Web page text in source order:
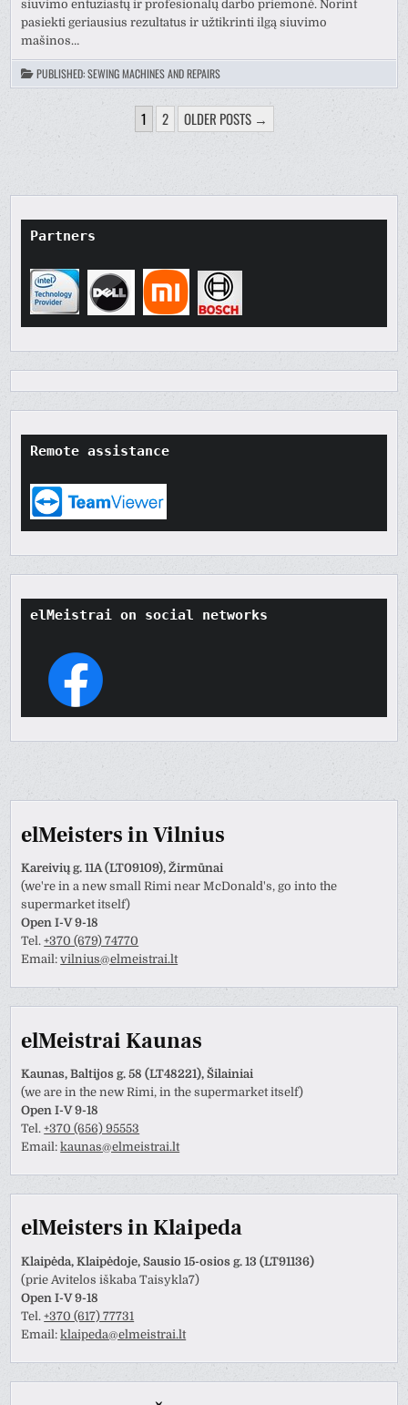
siuvimo entuziastų ir profesionalų darbo priemonė. Norint
pasiekti geriausius rezultatus ir užtikrinti ilgą siuvimo
mašinos…
PUBLISHED:SEWING MACHINES AND REPAIRS
PAGINATION
1 2 OLDER POSTS →
Partners
Remote assistance
elMeistrai on social networks
elMeisters in Vilnius
Kareivių g. 11A (LT09109), Žirmūnai
(we're in a new small Rimi near McDonald's, go into the
supermarket itself)
Open I-V 9-18
Tel.+370 (679) 74770
Email:vilnius@elmeistrai.lt
elMeistrai Kaunas
Kaunas, Baltijos g. 58 (LT48221), Šilainiai
(we are in the new Rimi, in the supermarket itself)
Open I-V 9-18
Tel.+370 (656) 95553
Email:kaunas@elmeistrai.lt
elMeisters in Klaipeda
Klaipėda, Klaipėdoje, Sausio 15-osios g. 13 (LT91136)
(prie Avitelos iškaba Taisykla7)
Open I-V 9-18
Tel.+370 (617) 77731
Email:klaipeda@elmeistrai.lt